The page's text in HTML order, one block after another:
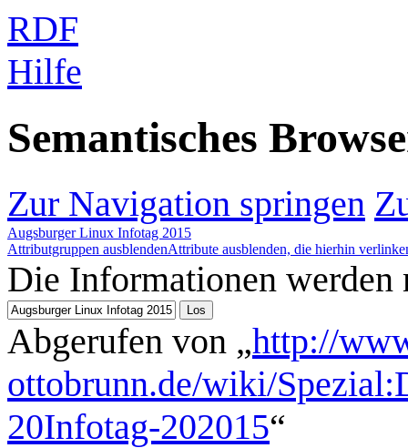
RDF
Hilfe
Semantisches
Zur Navigation springen
Augsburger Linux Infotag 2015
Attributgruppen ausblendenAttribute ausblenden, die hierhin
Die Informationen werden
Abgerufen von „http://
ottobrunn.de/wiki/
20Infotag-202015“